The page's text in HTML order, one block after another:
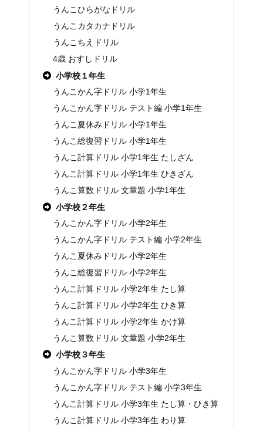
うんこひらがなドリル
うんこカタカナドリル
うんこちえドリル
4歳 おすしドリル
小学校１年生
うんこかん字ドリル 小学1年生
うんこかん字ドリル テスト編 小学1年生
うんこ夏休みドリル 小学1年生
うんこ総復習ドリル 小学1年生
うんこ計算ドリル 小学1年生 たしざん
うんこ計算ドリル 小学1年生 ひきざん
うんこ算数ドリル 文章題 小学1年生
小学校２年生
うんこかん字ドリル 小学2年生
うんこかん字ドリル テスト編 小学2年生
うんこ夏休みドリル 小学2年生
うんこ総復習ドリル 小学2年生
うんこ計算ドリル 小学2年生 たし算
うんこ計算ドリル 小学2年生 ひき算
うんこ計算ドリル 小学2年生 かけ算
うんこ算数ドリル 文章題 小学2年生
小学校３年生
うんこかん字ドリル 小学3年生
うんこかん字ドリル テスト編 小学3年生
うんこ計算ドリル 小学3年生 たし算・ひき算
うんこ計算ドリル 小学3年生 わり算